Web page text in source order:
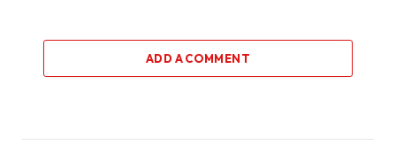
ADD A COMMENT